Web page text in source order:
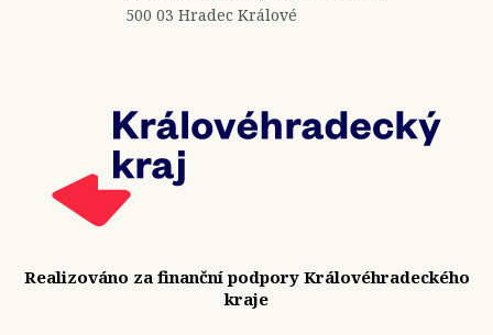
500 03 Hradec Králové
Realizováno za finanční podpory Královéhradeckého
kraje